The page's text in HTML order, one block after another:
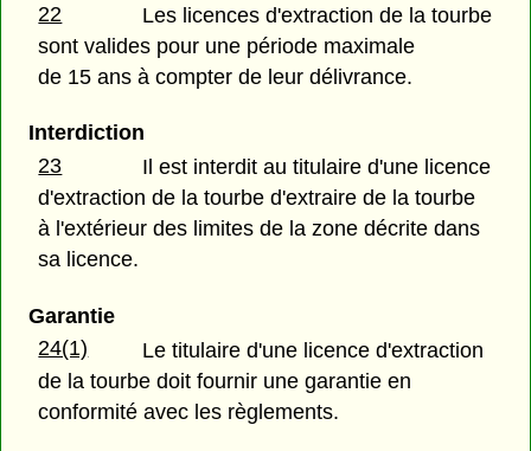
22
Les licences d'extraction de la tourbe
sont valides pour une période maximale
de 15 ans à compter de leur délivrance.
Interdiction
23
Il est interdit au titulaire d'une licence
d'extraction de la tourbe d'extraire de la tourbe
à l'extérieur des limites de la zone décrite dans
sa licence.
Garantie
24(1)
Le titulaire d'une licence d'extraction
de la tourbe doit fournir une garantie en
conformité avec les règlements.